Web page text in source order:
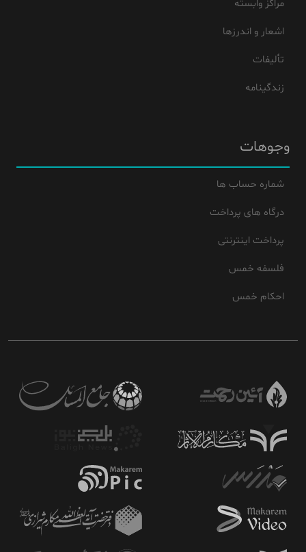
مراکز وابسته
اشعار و اندرزها
تألیفات
زندگینامه
وجوهات
شماره حساب ها
درگاه های پرداخت
پرداخت اینترنتی
فلسفه خمس
احکام خمس